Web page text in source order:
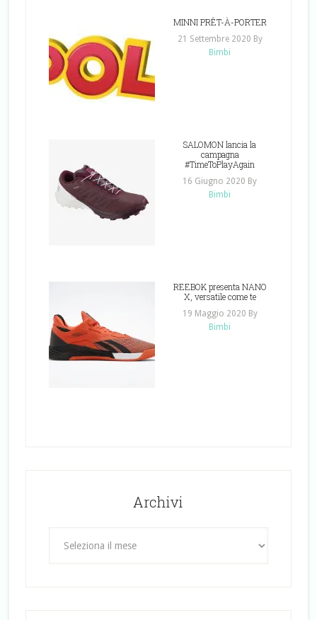
MINNI PRÊT-À-PORTER
21 Settembre 2020 By
Bimbi
SALOMON lancia la
campagna
#TimeToPlayAgain
16 Giugno 2020 By
Bimbi
REEBOK presenta NANO
X, versatile come te
19 Maggio 2020 By
Bimbi
Archivi